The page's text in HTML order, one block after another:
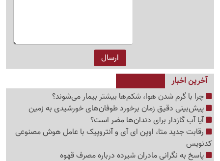
آخرین اخبار
چرا با گرم شدن هوا، شکم‌ها بیشتر بیمار می‌شوند؟
پیش‌بینی دقیق زمان برخورد طوفان‌های خورشیدی به زمین
آیا آب گازدار برای دندان‌ها مضر است؟
رقابت جدید متا، اوپن ای آی و آنتروپیک با عامل هوش مصنوعی
کدنویس
پاسخ به نگرانی مادران شیرده درباره مصرف قهوه